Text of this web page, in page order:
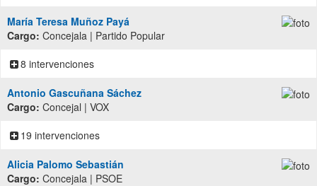
María Teresa Muñoz Payá
Cargo: Concejala | Partido Popular
8 intervenciones
Antonio Gascuñana Sáchez
Cargo: Concejal | VOX
19 intervenciones
Alicia Palomo Sebastián
Cargo: Concejala | PSOE